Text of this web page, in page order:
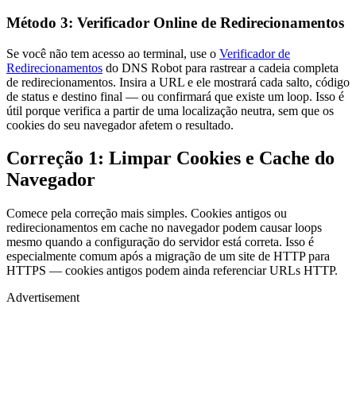
Método 3: Verificador Online de Redirecionamentos
Se você não tem acesso ao terminal, use o Verificador de
Redirecionamentos do DNS Robot para rastrear a cadeia completa
de redirecionamentos. Insira a URL e ele mostrará cada salto, código
de status e destino final — ou confirmará que existe um loop. Isso é
útil porque verifica a partir de uma localização neutra, sem que os
cookies do seu navegador afetem o resultado.
Correção 1: Limpar Cookies e Cache do
Navegador
Comece pela correção mais simples. Cookies antigos ou
redirecionamentos em cache no navegador podem causar loops
mesmo quando a configuração do servidor está correta. Isso é
especialmente comum após a migração de um site de HTTP para
HTTPS — cookies antigos podem ainda referenciar URLs HTTP.
Advertisement